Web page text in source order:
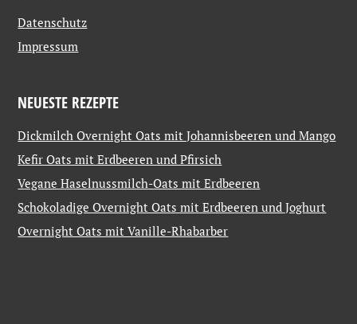
Datenschutz
Impressum
NEUESTE REZEPTE
Dickmilch Overnight Oats mit Johannisbeeren und Mango
Kefir Oats mit Erdbeeren und Pfirsich
Vegane Haselnussmilch-Oats mit Erdbeeren
Schokoladige Overnight Oats mit Erdbeeren und Joghurt
Overnight Oats mit Vanille-Rhabarber